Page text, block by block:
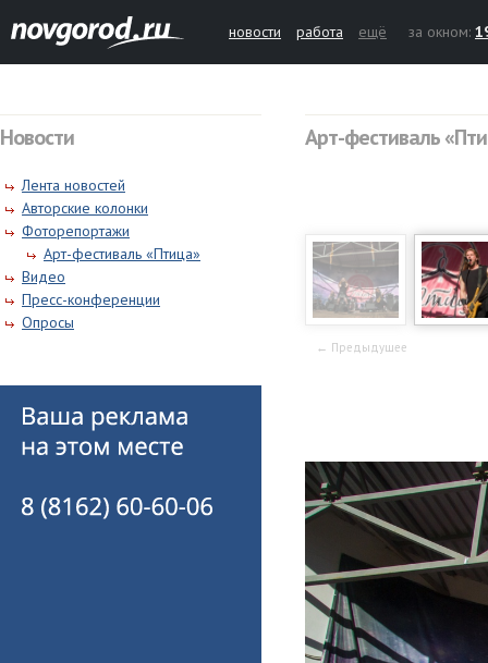
новости работа ещё за окном:
Новости
Лента новостей
Авторские колонки
Фоторепортажи
Арт-фестиваль «Птица»
Видео
Пресс-конференции
Опросы
Арт-фестиваль
← Предыдущее